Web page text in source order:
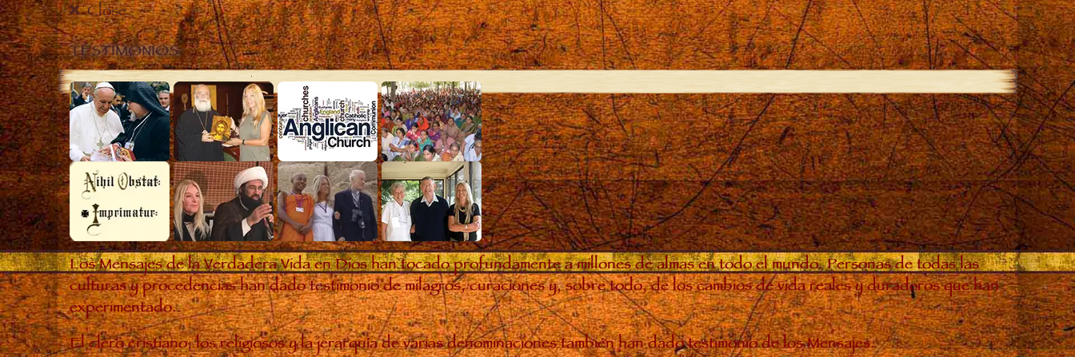
Close
TESTIMONIOS
Los Mensajes de la Verdadera Vida en Dios han tocado profundamente a millones de almas en todo el mundo. Personas de todas las
culturas y procedencias han dado testimonio de milagros, curaciones y, sobre todo, de los cambios de vida reales y duraderos que han
experimentado..
El clero cristiano, los religiosos y la jerarquía de varias denominaciones también han dado testimonio de los Mensajes.